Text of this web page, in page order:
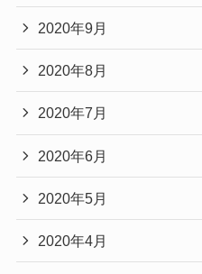
2020年9月
2020年8月
2020年7月
2020年6月
2020年5月
2020年4月